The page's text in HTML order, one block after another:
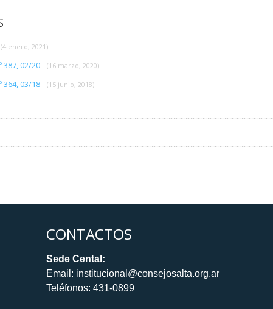
(4 enero, 2021)
387, 02/20 (16 marzo, 2020)
364, 03/18 (15 junio, 2018)
CONTACTOS
Sede Cental:
Email: institucional@consejosalta.org.ar
Teléfonos: 431-0899